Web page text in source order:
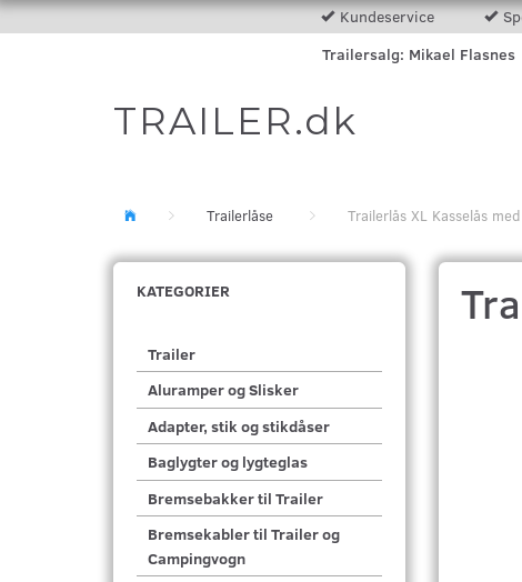
Kundeservice
Trailersalg: Mikael
TRAILER.dk
Trailerlåse Trailerlås XL Kasselås
KATEGORIER
Trailer
Aluramper og Slisker
Adapter, stik og stikdåser
Baglygter og lygteglas
Bremsebakker til Trailer
Bremsekabler til Trailer og
Campingvogn